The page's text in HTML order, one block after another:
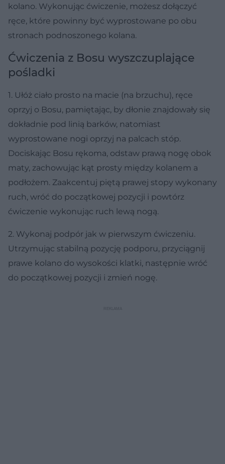
kolano. Wykonując ćwiczenie, możesz dołączyć
ręce, które powinny być wyprostowane po obu
stronach podnoszonego kolana.
Ćwiczenia z Bosu wyszczuplające
pośladki
1. Ułóż ciało prosto na macie (na brzuchu), ręce
oprzyj o Bosu, pamiętając, by dłonie znajdowały się
dokładnie pod linią barków, natomiast
wyprostowane nogi oprzyj na palcach stóp.
Dociskając Bosu rękoma, odstaw prawą nogę obok
maty, zachowując kąt prosty między kolanem a
podłożem. Zaakcentuj piętą prawej stopy wykonany
ruch, wróć do początkowej pozycji i powtórz
ćwiczenie wykonując ruch lewą nogą.
2. Wykonaj podpór jak w pierwszym ćwiczeniu.
Utrzymując stabilną pozycję podporu, przyciągnij
prawe kolano do wysokości klatki, następnie wróć
do początkowej pozycji i zmień nogę.